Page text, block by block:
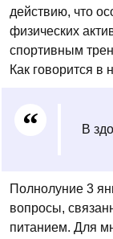
действию, что
физических
спортивным
Как говорится в
В
Полнолуние 3
вопросы,
питанием. Для